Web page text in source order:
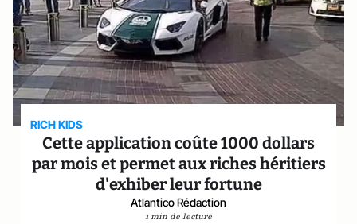
RICH KIDS
Cette application coûte 1000 dollars
par mois et permet aux riches héritiers
d'exhiber leur fortune
Atlantico Rédaction
1 min de lecture